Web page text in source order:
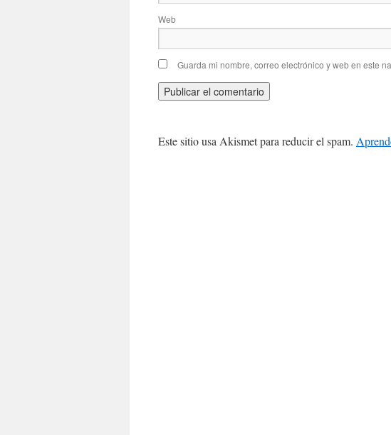
Web
Guarda mi nombre, correo electrónico y web en este
Este sitio usa Akismet para reducir el spam.